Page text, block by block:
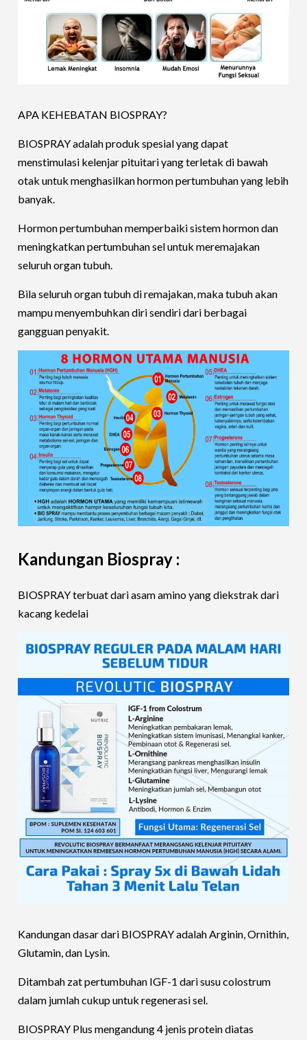
APA KEHEBATAN BIOSPRAY?
BIOSPRAY adalah produk spesial yang dapat
menstimulasi kelenjar pituitari yang terletak di bawah
otak untuk menghasilkan hormon pertumbuhan yang lebih
banyak.
Hormon pertumbuhan memperbaiki sistem hormon dan
meningkatkan pertumbuhan sel untuk meremajakan
seluruh organ tubuh.
Bila seluruh organ tubuh di remajakan, maka tubuh akan
mampu menyembuhkan diri sendiri dari berbagai
gangguan penyakit.
Kandungan Biospray :
BIOSPRAY terbuat dari asam amino yang diekstrak dari
kacang kedelai
Kandungan dasar dari BIOSPRAY adalah Arginin, Ornithin,
Glutamin, dan Lysin.
Ditambah zat pertumbuhan IGF-1 dari susu colostrum
dalam jumlah cukup untuk regenerasi sel.
BIOSPRAY Plus mengandung 4 jenis protein diatas